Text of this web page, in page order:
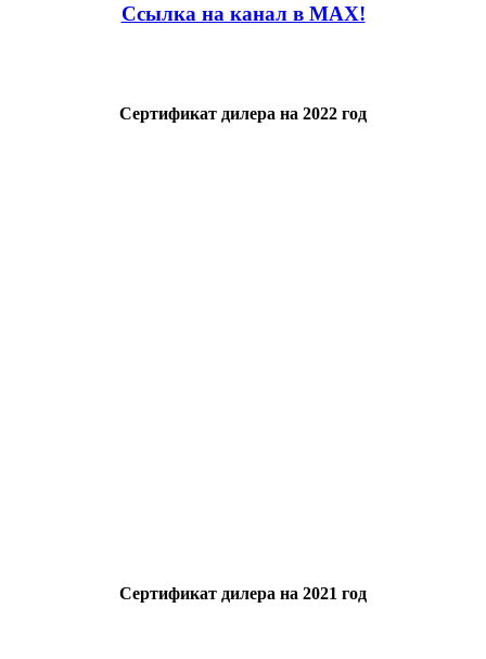
Ссылка на канал в MAX!
Сертификат дилера на 2022 год
Сертификат дилера на 2021 год